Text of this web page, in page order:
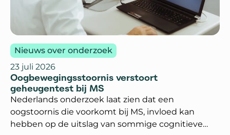
Nieuws over onderzoek
23 juli 2026
Oogbewegingsstoornis verstoort
geheugentest bij MS
Nederlands onderzoek laat zien dat een
oogstoornis die voorkomt bij MS, invloed kan
hebben op de uitslag van sommige cognitieve